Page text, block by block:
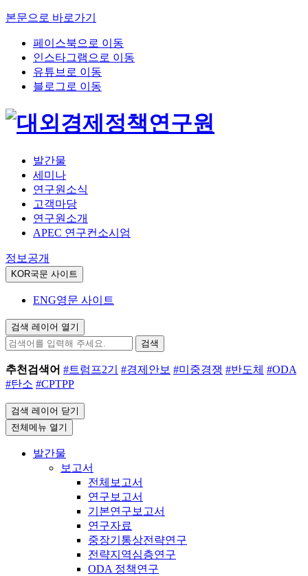
본문으로 바로가기
페이스북으로 이동
인스타그램으로 이동
유튜브로 이동
블로그로 이동
발간물
세미나
연구원소식
고객마당
연구원소개
APEC 연구컨소시엄
정보공개
KOR국문 사이트
ENG영문 사이트
검색 레이어 열기
검색
추천검색어 #트럼프2기 #경제안보 #미중경쟁 #반도체 #ODA
#탄소 #CPTPP
검색 레이어 닫기
전체메뉴 열기
발간물
보고서
전체보고서
연구보고서
기본연구보고서
연구자료
중장기통상전략연구
전략지역심층연구
ODA 정책연구